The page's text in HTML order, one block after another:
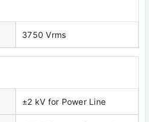
3750 Vrms
±2 kV for Power Line